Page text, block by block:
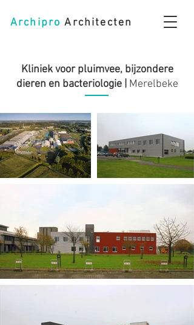
Archipro Architecten
Kliniek voor pluimvee, bijzondere
dieren en bacteriologie | Merelbeke